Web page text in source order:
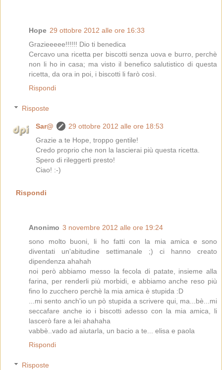
Hope 29 ottobre 2012 alle ore 16:33
Grazieeeee!!!!!! Dio ti benedica
Cercavo una ricetta per biscotti senza uova e burro, perchè
non li ho in casa; ma visto il benefico salutistico di questa
ricetta, da ora in poi, i biscotti li farò così.
Rispondi
Risposte
Sar@
29 ottobre 2012 alle ore 18:53
Grazie a te Hope, troppo gentile!
Credo proprio che non la lascierai più questa ricetta.
Spero di rileggerti presto!
Ciao! :-)
Rispondi
Anonimo 3 novembre 2012 alle ore 19:24
sono molto buoni, li ho fatti con la mia amica e sono
diventati un'abitudine settimanale ;) ci hanno creato
dipendenza ahahah
noi però abbiamo messo la fecola di patate, insieme alla
farina, per renderli più morbidi, e abbiamo anche reso più
fino lo zucchero perchè la mia amica è stupida :D
...mi sento anch'io un pò stupida a scrivere qui, ma...bè...mi
seccafare anche io i biscotti adesso con la mia amica, li
lascerò fare a lei ahahaha
vabbè..vado ad aiutarla, un bacio a te... elisa e paola
Rispondi
Risposte